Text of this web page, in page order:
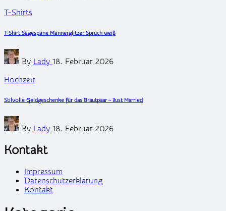
Posted
T-Shirts
T-Shirt Sägespäne Männerglitzer Spruch weiß
Posted
by
By Lady 18. Februar 2026
Posted
Hochzeit
Stilvolle Geldgeschenke für das Brautpaar – Just Married
Posted
by
By Lady 18. Februar 2026
Kontakt
Impressum
Datenschutzerklärung
Kontakt